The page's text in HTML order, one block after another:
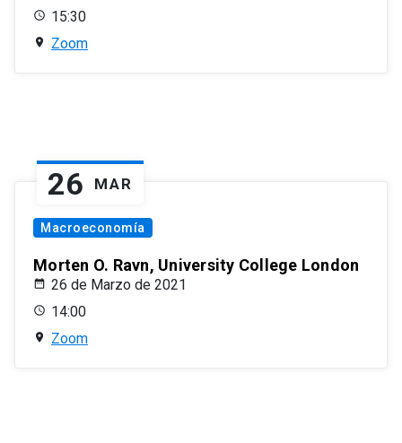
15:30
Zoom
26 MAR
Macroeconomía
Morten O. Ravn, University College London
26 de Marzo de 2021
14:00
Zoom